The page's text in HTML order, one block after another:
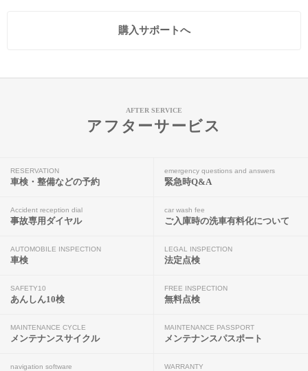
購入サポートへ
AFTER SERVICE
アフターサービス
RESERVATION
車検・整備などの予約
emergency questions and answers
緊急時Q&A
Accident reception dial
事故専用ダイヤル
car wash fee
ご入庫時の洗車有料化について
AUTOMOBILE INSPECTION
車検
LEGAL INSPECTION
法定点検
SAFETY10
あんしん10検
FREE INSPECTION
無料点検
MAINTENANCE CYCLE
メンテナンスサイクル
MAINTENANCE PASSPORT
メンテナンスパスポート
navigation software WARRANTY